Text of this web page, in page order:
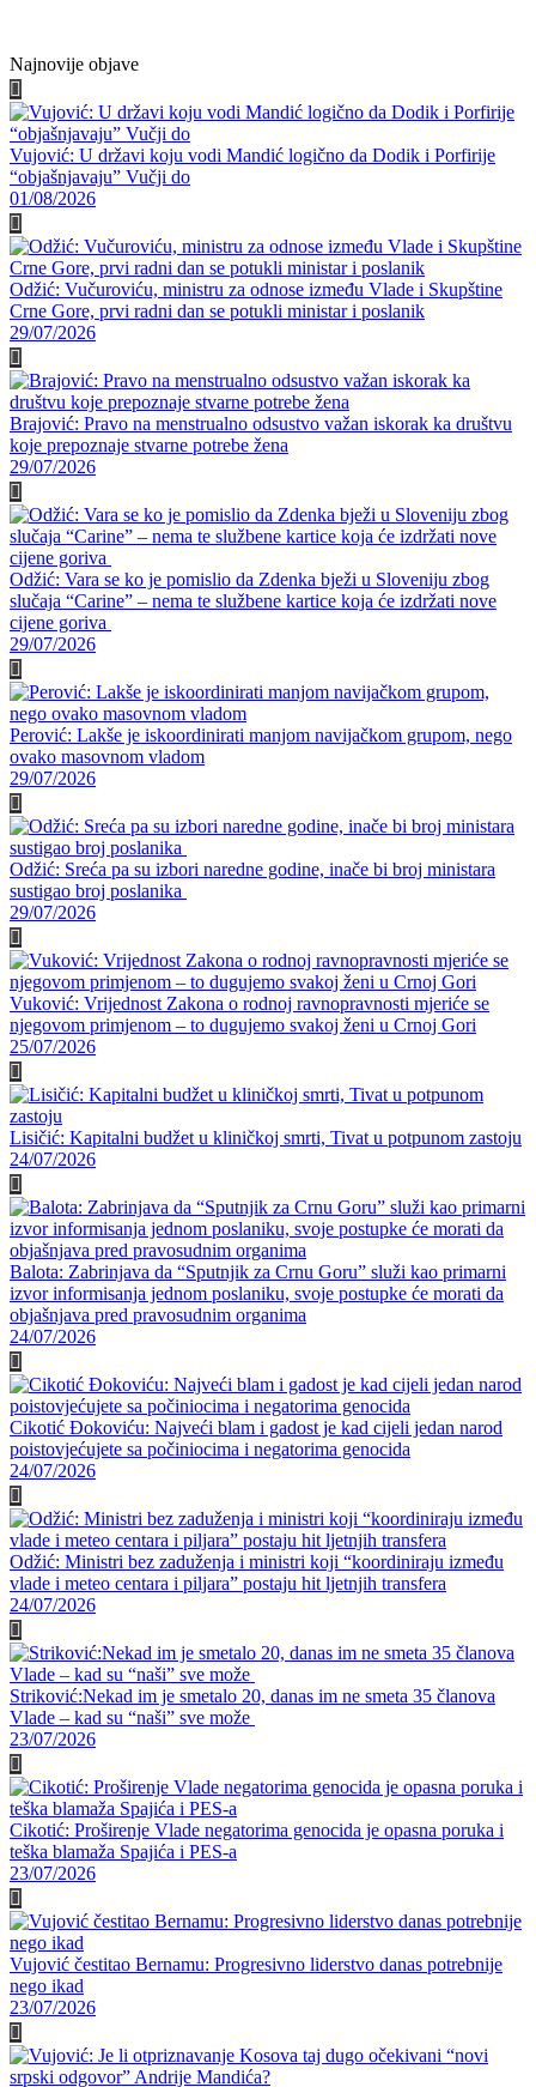
Najnovije objave
Vujović: U državi koju vodi Mandić logično da Dodik i Porfirije
“objašnjavaju” Vučji do
01/08/2026
Odžić: Vučuroviću, ministru za odnose između Vlade i Skupštine
Crne Gore, prvi radni dan se potukli ministar i poslanik
29/07/2026
Brajović: Pravo na menstrualno odsustvo važan iskorak ka društvu
koje prepoznaje stvarne potrebe žena
29/07/2026
Odžić: Vara se ko je pomislio da Zdenka bježi u Sloveniju zbog
slučaja “Carine” – nema te službene kartice koja će izdržati nove
cijene goriva
29/07/2026
Perović: Lakše je iskoordinirati manjom navijačkom grupom, nego
ovako masovnom vladom
29/07/2026
Odžić: Sreća pa su izbori naredne godine, inače bi broj ministara
sustigao broj poslanika
29/07/2026
Vuković: Vrijednost Zakona o rodnoj ravnopravnosti mjeriće se
njegovom primjenom – to dugujemo svakoj ženi u Crnoj Gori
25/07/2026
Lisičić: Kapitalni budžet u kliničkoj smrti, Tivat u potpunom zastoju
24/07/2026
Balota: Zabrinjava da “Sputnjik za Crnu Goru” služi kao primarni
izvor informisanja jednom poslaniku, svoje postupke će morati da
objašnjava pred pravosudnim organima
24/07/2026
Cikotić Đokoviću: Najveći blam i gadost je kad cijeli jedan narod
poistovjećujete sa počiniocima i negatorima genocida
24/07/2026
Odžić: Ministri bez zaduženja i ministri koji “koordiniraju između
vlade i meteo centara i piljara” postaju hit ljetnjih transfera
24/07/2026
Striković:Nekad im je smetalo 20, danas im ne smeta 35 članova
Vlade – kad su “naši” sve može
23/07/2026
Cikotić: Proširenje Vlade negatorima genocida je opasna poruka i
teška blamaža Spajića i PES-a
23/07/2026
Vujović čestitao Bernamu: Progresivno liderstvo danas potrebnije
nego ikad
23/07/2026